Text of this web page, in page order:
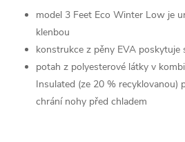
model 3 Feet Eco Winter Low je
klenbou
konstrukce z pěny EVA
potah z polyesterové látky v
Insulated (ze 20 % recyklovanou)
chrání nohy před chladem